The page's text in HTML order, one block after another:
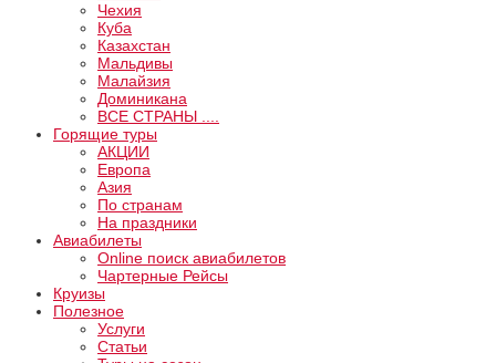
Чехия
Куба
Казахстан
Мальдивы
Малайзия
Доминикана
ВCE СТРАНЫ ....
Горящие туры
АКЦИИ
Европа
Азия
По странам
На праздники
Авиабилеты
Online поиск авиабилетов
Чартерные Рейсы
Круизы
Полезное
Услуги
Статьи